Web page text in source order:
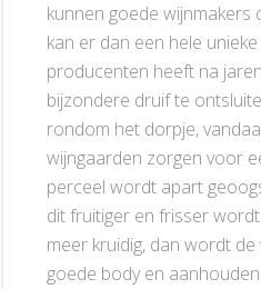
kunnen goede wijnmakers
kan er dan een hele
producenten heeft na
bijzondere druif te
rondom het dorpje,
wijngaarden zorgen voor
perceel wordt apart
dit fruitiger en frisser
meer kruidig, dan wordt
goede body en